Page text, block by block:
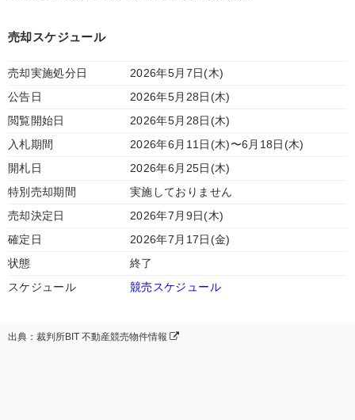
売却スケジュール
売却実施処分日
2026年5月7日(木)
公告日
2026年5月28日(木)
閲覧開始日
2026年5月28日(木)
入札期間
2026年6月11日(木)〜6月18日(木)
開札日
2026年6月25日(木)
特別売却期間
実施しておりません
売却決定日
2026年7月9日(木)
確定日
2026年7月17日(金)
状態
終了
スケジュール
競売スケジュール
出典：裁判所BIT 不動産競売物件情報